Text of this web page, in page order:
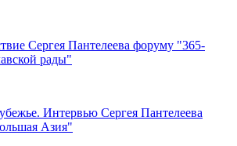
Сергея Пантелеева форуму "365-
рады"
Интервью Сергея Пантелеева
Азия"